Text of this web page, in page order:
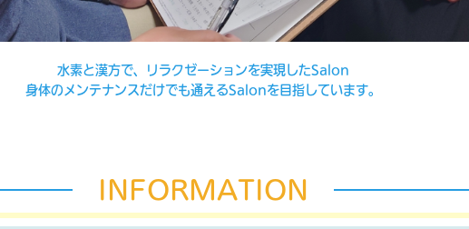
水素と漢方で、リラクゼーションを実現したSalon
身体のメンテナンスだけでも通えるSalonを目指しています。
INFORMATION